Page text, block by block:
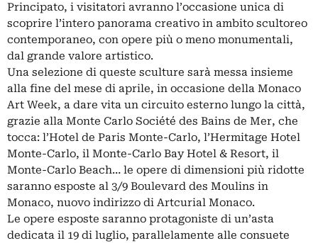
Principato, i visitatori avranno l’occasione unica di
scoprire l’intero panorama creativo in ambito scultoreo
contemporaneo, con opere più o meno monumentali,
dal grande valore artistico.
Una selezione di queste sculture sarà messa insieme
alla fine del mese di aprile, in occasione della Monaco
Art Week, a dare vita un circuito esterno lungo la città,
grazie alla Monte Carlo Société des Bains de Mer, che
tocca: l’Hotel de Paris Monte-Carlo, l’Hermitage Hotel
Monte-Carlo, il Monte-Carlo Bay Hotel & Resort, il
Monte-Carlo Beach… le opere di dimensioni più ridotte
saranno esposte al 3/9 Boulevard des Moulins in
Monaco, nuovo indirizzo di Artcurial Monaco.
Le opere esposte saranno protagoniste di un’asta
dedicata il 19 di luglio, parallelamente alle consuete